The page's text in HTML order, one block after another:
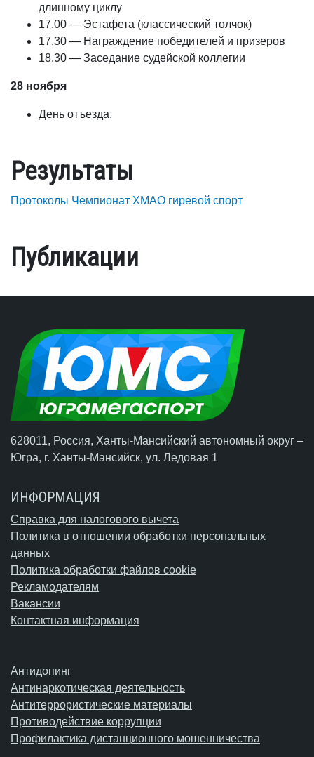
длинному циклу
17.00 — Эстафета (классический толчок)
17.30 — Награждение победителей и призеров
18.30 — Заседание судейской коллегии
28 ноября
День отъезда.
Результаты
Протоколы Чемпионат ХМАО гиревой спорт
Публикации
628011, Россия, Ханты-Мансийский автономный округ –
Югра, г. Ханты-Мансийск, ул. Ледовая 1
ИНФОРМАЦИЯ
Справка для налогового вычета
Политика в отношении обработки персональных
данных
Политика обработки файлов cookie
Рекламодателям
Вакансии
Контактная информация
Антидопинг
Антинаркотическая деятельность
Антитеррористические материалы
Противодействие коррупции
Профилактика дистанционного мошенничества